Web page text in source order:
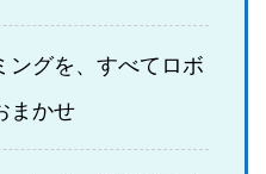
ングを、すべてロボ
まかせ